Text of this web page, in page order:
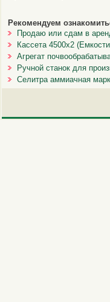
Рекомендуем
Продаю или сдам в
Кассета 4500х2
Агрегат
Ручной станок для
Селитра аммиачная